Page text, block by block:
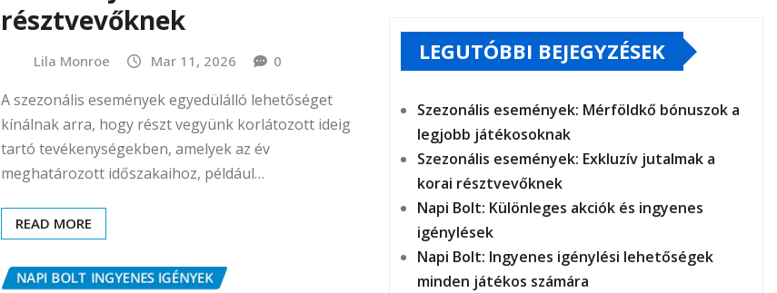
résztvevőknek
Lila Monroe Mar 11, 2026 0
A szezonális események egyedülálló lehetőséget
kínálnak arra, hogy részt vegyünk korlátozott ideig
tartó tevékenységekben, amelyek az év
meghatározott időszakaihoz, például…
READ MORE
NAPI BOLT INGYENES IGÉNYEK
LEGUTÓBBI BEJEGYZÉSEK
Szezonális események: Mérföldkő bónuszok a
legjobb játékosoknak
Szezonális események: Exkluzív jutalmak a
korai résztvevőknek
Napi Bolt: Különleges akciók és ingyenes
igénylések
Napi Bolt: Ingyenes igénylési lehetőségek
minden játékos számára